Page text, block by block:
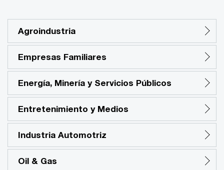
Agroindustria
Empresas Familiares
Energía, Minería y Servicios Públicos
Entretenimiento y Medios
Industria Automotriz
Oil & Gas